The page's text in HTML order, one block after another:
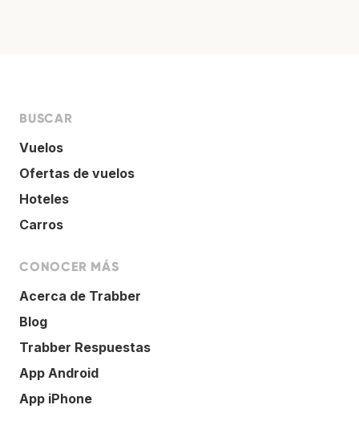
BUSCAR
Vuelos
Ofertas de vuelos
Hoteles
Carros
CONOCER MÁS
Acerca de Trabber
Blog
Trabber Respuestas
App Android
App iPhone